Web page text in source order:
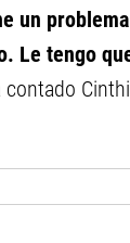
un
Le tengo
contado